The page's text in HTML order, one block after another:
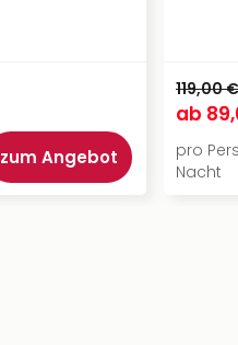
zum Angebot
119,00 €
ab
pro
Nacht